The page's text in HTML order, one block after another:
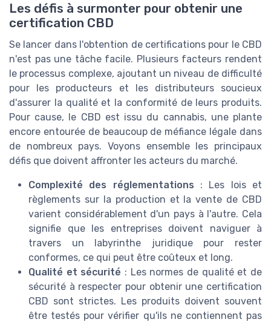
Les défis à surmonter pour obtenir une
certification CBD
Se lancer dans l'obtention de certifications pour le CBD
n'est pas une tâche facile. Plusieurs facteurs rendent
le processus complexe, ajoutant un niveau de difficulté
pour les producteurs et les distributeurs soucieux
d'assurer la qualité et la conformité de leurs produits.
Pour cause, le CBD est issu du cannabis, une plante
encore entourée de beaucoup de méfiance légale dans
de nombreux pays. Voyons ensemble les principaux
défis que doivent affronter les acteurs du marché.
Complexité des réglementations : Les lois et
règlements sur la production et la vente de CBD
varient considérablement d'un pays à l'autre. Cela
signifie que les entreprises doivent naviguer à
travers un labyrinthe juridique pour rester
conformes, ce qui peut être coûteux et long.
Qualité et sécurité : Les normes de qualité et de
sécurité à respecter pour obtenir une certification
CBD sont strictes. Les produits doivent souvent
être testés pour vérifier qu'ils ne contiennent pas